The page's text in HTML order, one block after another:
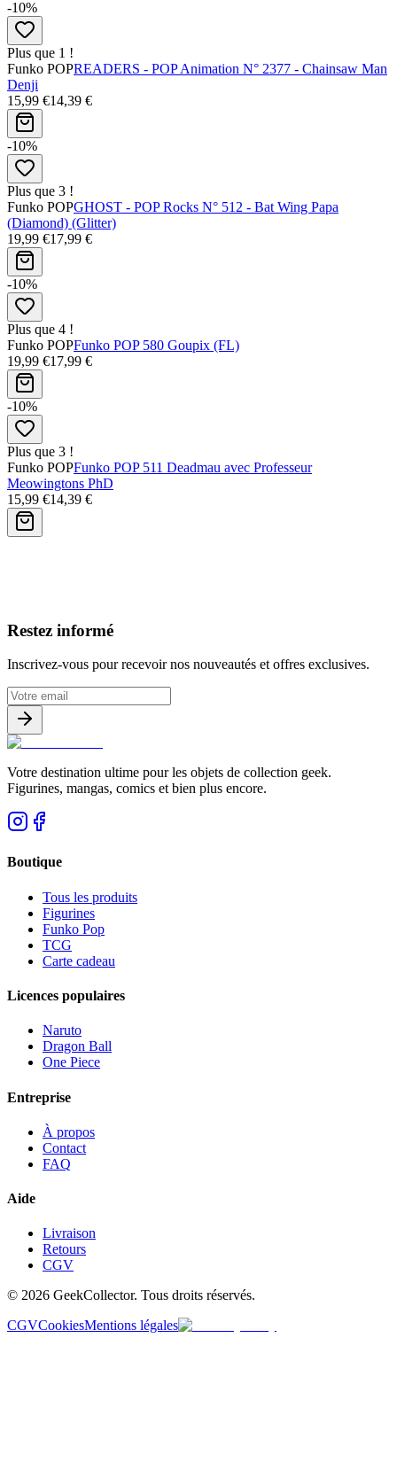
-10%
Plus que 1 !
Funko POPREADERS - POP Animation N° 2377 - Chainsaw Man
Denji
15,99 €14,39 €
-10%
Plus que 3 !
Funko POPGHOST - POP Rocks N° 512 - Bat Wing Papa
(Diamond) (Glitter)
19,99 €17,99 €
-10%
Plus que 4 !
Funko POPFunko POP 580 Goupix (FL)
19,99 €17,99 €
-10%
Plus que 3 !
Funko POPFunko POP 511 Deadmau avec Professeur
Meowingtons PhD
15,99 €14,39 €
Restez informé
Inscrivez-vous pour recevoir nos nouveautés et offres exclusives.
Votre destination ultime pour les objets de collection geek.
Figurines, mangas, comics et bien plus encore.
Boutique
Tous les produits
Figurines
Funko Pop
TCG
Carte cadeau
Licences populaires
Naruto
Dragon Ball
One Piece
Entreprise
À propos
Contact
FAQ
Aide
Livraison
Retours
CGV
© 2026 GeekCollector. Tous droits réservés.
CGVCookiesMentions légales